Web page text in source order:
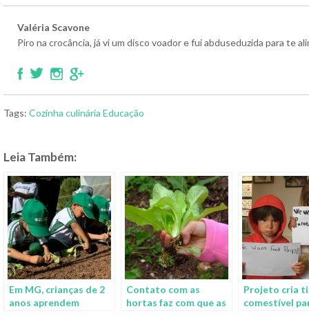
Valéria Scavone
Piro na crocância, já vi um disco voador e fui abduseduzida para te
Tags: Cozinha culinária Educação
Leia Também:
Em MG, crianças de 2
anos aprendem
Contato com as
hortas faz com que as
Projeto cria
comestível